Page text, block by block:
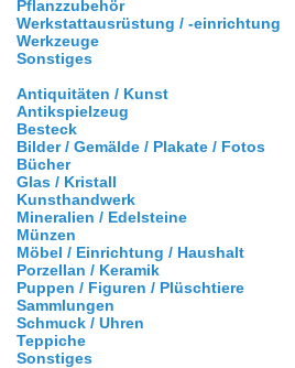
Pflanzzubehör
Werkstattausrüstung / -einrichtung
Werkzeuge
Sonstiges
Antiquitäten / Kunst
Antikspielzeug
Besteck
Bilder / Gemälde / Plakate / Fotos
Bücher
Glas / Kristall
Kunsthandwerk
Mineralien / Edelsteine
Münzen
Möbel / Einrichtung / Haushalt
Porzellan / Keramik
Puppen / Figuren / Plüschtiere
Sammlungen
Schmuck / Uhren
Teppiche
Sonstiges